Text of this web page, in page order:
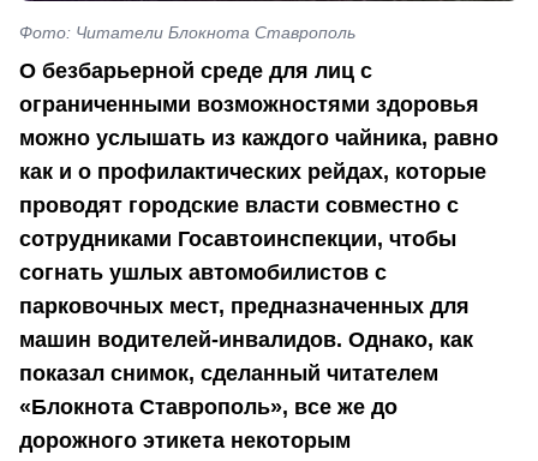
Фото: Читатели Блокнота Ставрополь
О безбарьерной среде для лиц с
ограниченными возможностями здоровья
можно услышать из каждого чайника, равно
как и о профилактических рейдах, которые
проводят городские власти совместно с
сотрудниками Госавтоинспекции, чтобы
согнать ушлых автомобилистов с
парковочных мест, предназначенных для
машин водителей-инвалидов. Однако, как
показал снимок, сделанный читателем
«Блокнота Ставрополь», все же до
дорожного этикета некоторым